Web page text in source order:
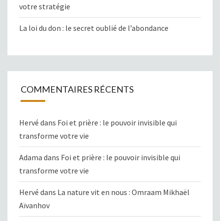
votre stratégie
La loi du don : le secret oublié de l’abondance
COMMENTAIRES RÉCENTS
Hervé dans Foi et prière : le pouvoir invisible qui
transforme votre vie
Adama dans Foi et prière : le pouvoir invisible qui
transforme votre vie
Hervé dans La nature vit en nous : Omraam Mikhaël
Aïvanhov